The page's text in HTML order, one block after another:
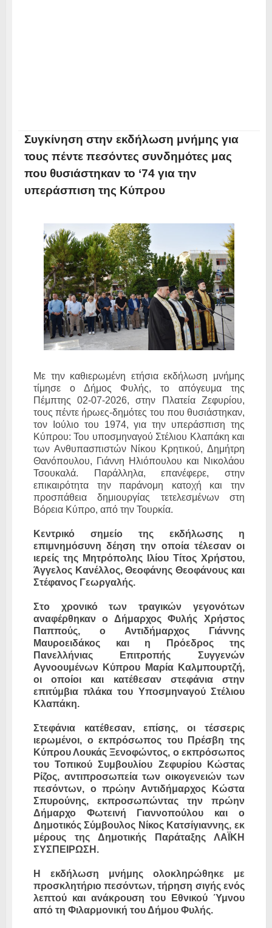
Συγκίνηση στην εκδήλωση μνήμης για
τους πέντε πεσόντες συνδημότες μας
που θυσιάστηκαν το ‘74 για την
υπεράσπιση της Κύπρου
Με την καθιερωμένη ετήσια εκδήλωση μνήμης
τίμησε ο Δήμος Φυλής, το απόγευμα της
Πέμπτης 02-07-2026, στην Πλατεία Ζεφυρίου,
τους πέντε ήρωες-δημότες του που θυσιάστηκαν,
τον Ιούλιο του 1974, για την υπεράσπιση της
Κύπρου: Του υποσμηναγού Στέλιου Κλαπάκη και
των Ανθυπασπιστών Νίκου Κρητικού, Δημήτρη
Θανόπουλου, Γιάννη Ηλιόπουλου και Νικολάου
Τσουκαλά. Παράλληλα, επανέφερε, στην
επικαιρότητα την παράνομη κατοχή και την
προσπάθεια δημιουργίας τετελεσμένων στη
Βόρεια Κύπρο, από την Τουρκία.
Κεντρικό σημείο της εκδήλωσης η
επιμνημόσυνη δέηση την οποία τέλεσαν οι
ιερείς της Μητρόπολης Ιλίου Τίτος Χρήστου,
Άγγελος Κανέλλος, Θεοφάνης Θεοφάνους και
Στέφανος Γεωργαλής.
Στο χρονικό των τραγικών γεγονότων
αναφέρθηκαν ο Δήμαρχος Φυλής Χρήστος
Παππούς, ο Αντιδήμαρχος Γιάννης
Μαυροειδάκος και η Πρόεδρος της
Πανελλήνιας Επιτροπής Συγγενών
Αγνοουμένων Κύπρου Μαρία Καλμπουρτζή,
οι οποίοι και κατέθεσαν στεφάνια στην
επιτύμβια πλάκα του Υποσμηναγού Στέλιου
Κλαπάκη.
Στεφάνια κατέθεσαν, επίσης, οι τέσσερις
ιερωμένοι, ο εκπρόσωπος του Πρέσβη της
Κύπρου Λουκάς Ξενοφώντος, ο εκπρόσωπος
του Τοπικού Συμβουλίου Ζεφυρίου Κώστας
Ρίζος, αντιπροσωπεία των οικογενειών των
πεσόντων, ο πρώην Αντιδήμαρχος Κώστα
Σπυρούνης, εκπροσωπώντας την πρώην
Δήμαρχο Φωτεινή Γιαννοπούλου και ο
Δημοτικός Σύμβουλος Νίκος Κατσίγιαννης, εκ
μέρους της Δημοτικής Παράταξης ΛΑΪΚΗ
ΣΥΣΠΕΙΡΩΣΗ.
Η εκδήλωση μνήμης ολοκληρώθηκε με
προσκλητήριο πεσόντων, τήρηση σιγής ενός
λεπτού και ανάκρουση του Εθνικού Ύμνου
από τη Φιλαρμονική του Δήμου Φυλής.